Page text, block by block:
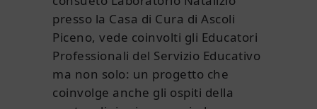
presso la Casa di Cura di Ascoli
Piceno, vede coinvolti gli Educatori
Professionali del Servizio Educativo
ma non solo: un progetto che
coinvolge anche gli ospiti della